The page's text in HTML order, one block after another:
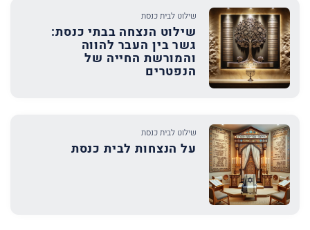
שילוט לבית כנסת
שילוט הנצחה בבתי כנסת:
גשר בין העבר להווה
והמורשת החייה של
הנפטרים
שילוט לבית כנסת
על הנצחות לבית כנסת